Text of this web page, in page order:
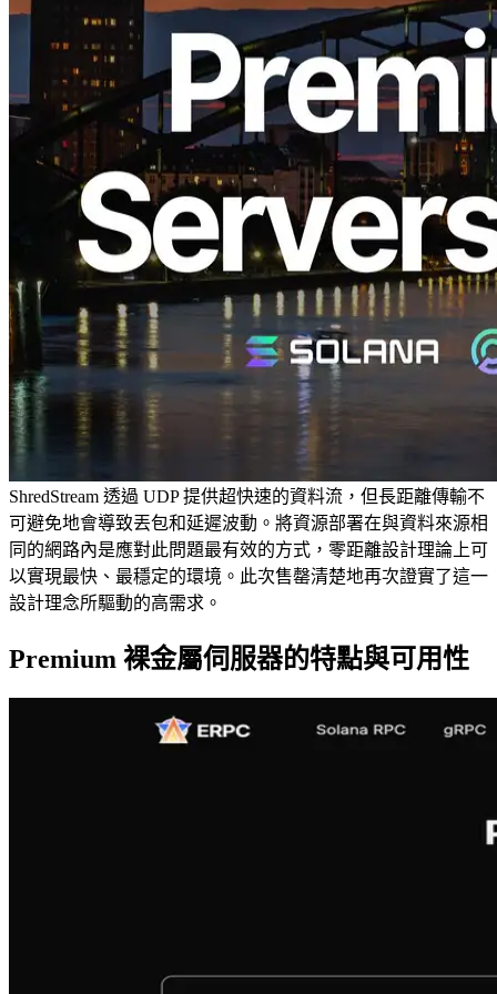
福（FRA）區域面向 Solana 應用的高階裸金屬伺服器已售
下一次補貨預計在一到兩個月後，但所有保證名額已被預定，
目前候補名單上已有超過十個條目。對於尚未註冊優先名單的
使用者，至少兩個月的等待時間已經確認。
為什麼選擇法蘭克福
Solana 網路資料：Validators Solutions
法蘭克福擁有全球最密集的 Solana 驗證者叢集，是 Solana 網
路的核心樞紐。這種高密度的驗證者意味著部署在法蘭克福的
節點有更多時間靠近區塊領導者，提供穩定且低延遲的環境
——這對追求一致效能的使用者來說是至關重要的優勢。
此外，法蘭克福長期以來一直是歐洲的金融中心，擁有主要的
網際網路交換點和大規模資料中心。減少物理網路距離可以直
接降低延遲，使其成為最適合實時 Solana 工作負載的地點之
ShredStream 透過 UDP 提供超快速的資料流，但長距離傳輸不
可避免地會導致丟包和延遲波動。將資源部署在與資料來源相
同的網路內是應對此問題最有效的方式，零距離設計理論上可
以實現最快、最穩定的環境。此次售罄清楚地再次證實了這一
設計理念所驅動的高需求。
Premium 裸金屬伺服器的特點與可用性